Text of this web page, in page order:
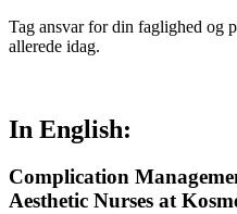
Tag ansvar for din faglighed og
allerede idag.
In English:
Complication
Aesthetic Nurses at